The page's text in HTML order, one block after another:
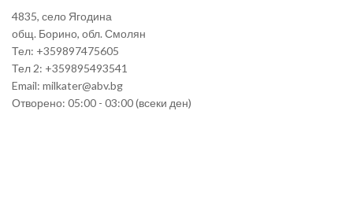
4835, село Ягодина
общ. Борино, обл. Смолян
Тел: +359897475605
Тел 2: +359895493541
Email: milkater@abv.bg
Отворено: 05:00 - 03:00 (всеки ден)